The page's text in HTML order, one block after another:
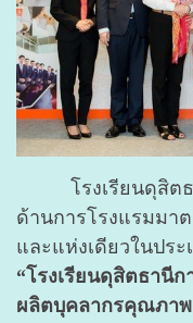
โรงเรียนดุสิตธา
ด้านการโรงแรมมา
และแห่งเดียวในปร
“โรงเรียนดุสิตธานี
ผลิตบุคลากรคุณภาพ